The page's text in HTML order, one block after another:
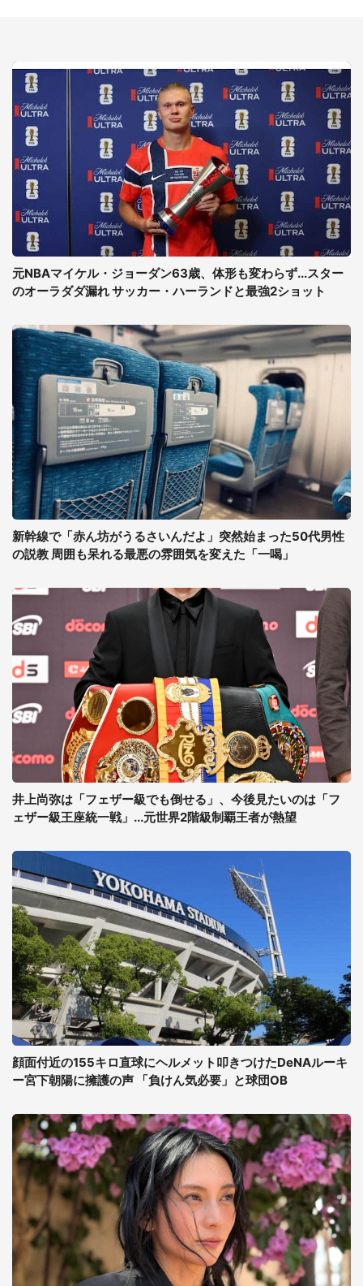
元NBAマイケル・ジョーダン63歳、体形も変わらず...スター
のオーラダダ漏れ サッカー・ハーランドと最強2ショット
新幹線で「赤ん坊がうるさいんだよ」突然始まった50代男性
の説教 周囲も呆れる最悪の雰囲気を変えた「一喝」
井上尚弥は「フェザー級でも倒せる」、今後見たいのは「フ
ェザー級王座統一戦」...元世界2階級制覇王者が熱望
顔面付近の155キロ直球にヘルメット叩きつけたDeNAルーキ
ー宮下朝陽に擁護の声 「負けん気必要」と球団OB